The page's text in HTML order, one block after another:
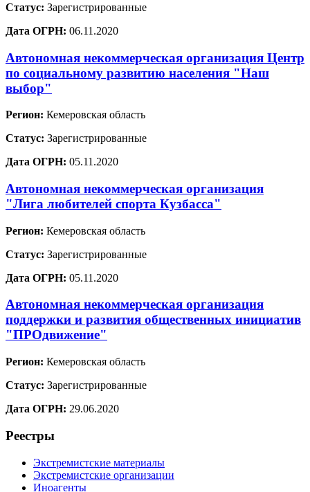
Статус: Зарегистрированные
Дата ОГРН: 06.11.2020
Автономная некоммерческая организация Центр
по социальному развитию населения "Наш
выбор"
Регион: Кемеровская область
Статус: Зарегистрированные
Дата ОГРН: 05.11.2020
Автономная некоммерческая организация
"Лига любителей спорта Кузбасса"
Регион: Кемеровская область
Статус: Зарегистрированные
Дата ОГРН: 05.11.2020
Автономная некоммерческая организация
поддержки и развития общественных инициатив
"ПРОдвижение"
Регион: Кемеровская область
Статус: Зарегистрированные
Дата ОГРН: 29.06.2020
Реестры
Экстремистские материалы
Экстремистские организации
Иноагенты